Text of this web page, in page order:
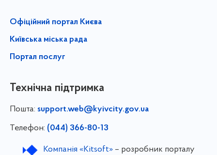
Офіційний портал Києва
Київська міська рада
Портал послуг
Технічна підтримка
Пошта: support.web@kyivcity.gov.ua
Телефон: (044) 366-80-13
Компанія «Kitsoft»– розробник порталу